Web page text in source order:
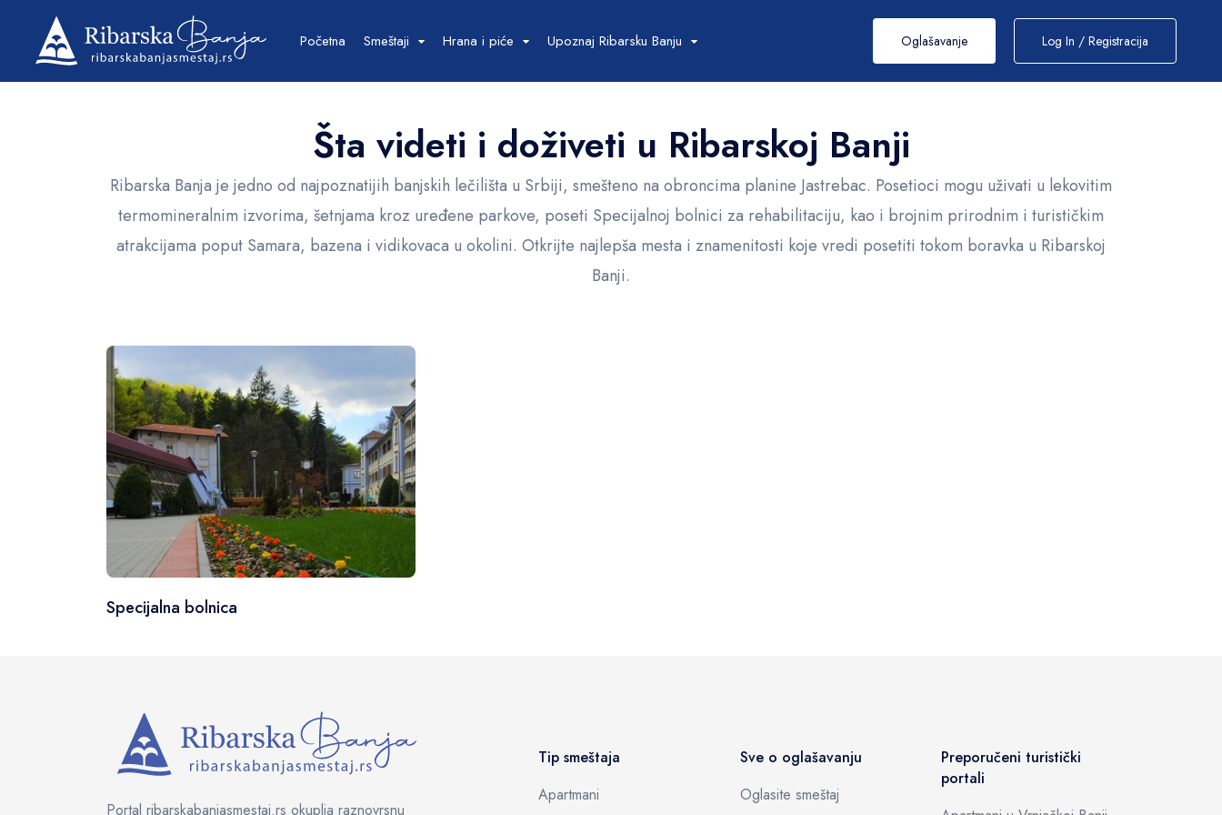
Početna Smeštaji Hrana i piće Upoznaj Ribarsku Banju Oglašavanje Log In / Registracija
Šta videti i doživeti u Ribarskoj Banji
Ribarska Banja je jedno od najpoznatijih banjskih lečilišta u Srbiji, smešteno na obroncima planine Jastrebac. Posetioci mogu uživati u lekovitim
termomineralnim izvorima, šetnjama kroz uređene parkove, poseti Specijalnoj bolnici za rehabilitaciju, kao i brojnim prirodnim i turističkim
atrakcijama poput Samara, bazena i vidikovaca u okolini. Otkrijte najlepša mesta i znamenitosti koje vredi posetiti tokom boravka u Ribarskoj
Banji.
Specijalna bolnica
Portal ribarskabanjasmestaj.rs okuplja raznovrsnu
Tip smeštaja
Apartmani
Sve o oglašavanju
Oglasite smeštaj
Preporučeni turistički
portali